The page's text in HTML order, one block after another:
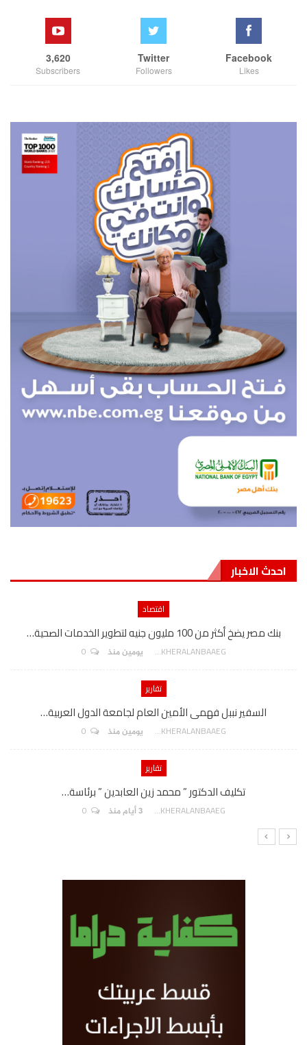
Facebook
Likes
Twitter
Followers
3,620
Subscribers
احدث الاخبار
اقتصاد
بنك مصر يضخ أكثر من 100 مليون جنيه لتطوير الخدمات الصحية…
AKHERALANBAAEG يومين منذ
تقارير
السفير نببل فهمى الأمين العام لجامعة الدول العربية…
AKHERALANBAAEG يومين منذ
تقارير
تكليف الدكتور ” محمد زين العابدين ” برئاسة…
AKHERALANBAAEG 3 أيام منذ